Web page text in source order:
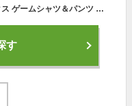
◆◆ ＜ミズノ＞ 【MIZUNO】 ユニセックス ゲームシャツ＆パンツ テニス ゲームウェア 上下セット セットアップ 62JA0005-62JB0005
す